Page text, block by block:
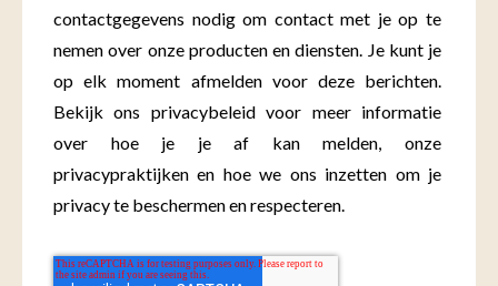
contactgegevens nodig om contact met je op te
nemen over onze producten en diensten. Je kunt je
op elk moment afmelden voor deze berichten.
Bekijk ons privacybeleid voor meer informatie
over hoe je je af kan melden, onze
privacypraktijken en hoe we ons inzetten om je
privacy te beschermen en respecteren.